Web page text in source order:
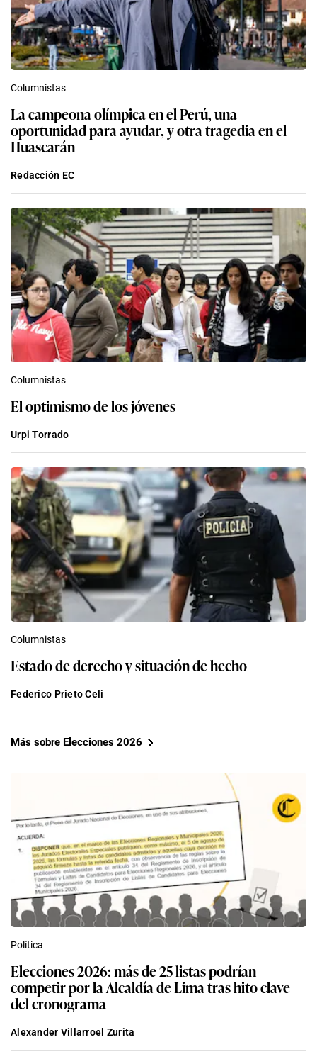
Columnistas
La campeona olímpica en el Perú, una
oportunidad para ayudar, y otra tragedia en el
Huascarán
Redacción EC
Columnistas
El optimismo de los jóvenes
Urpi Torrado
Columnistas
Estado de derecho y situación de hecho
Federico Prieto Celi
Más sobre Elecciones 2026
Política
Elecciones 2026: más de 25 listas podrían
competir por la Alcaldía de Lima tras hito clave
del cronograma
Alexander Villarroel Zurita